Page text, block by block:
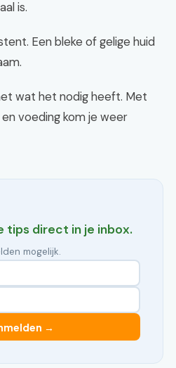
is.
Een bleke of gelige huid
wat het nodig heeft. Met
voeding kom je weer
tips direct in je inbox.
mogelijk.
→